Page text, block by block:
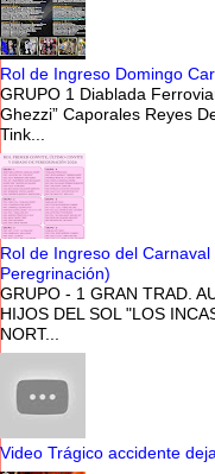
Rol de Ingreso Domingo
GRUPO 1 Diablada
Ghezzi” Caporales
Tink...
Rol de Ingreso del
Peregrinación)
GRUPO - 1 GRAN TRAD.
HIJOS DEL SOL "LOS
NORT...
Video Trágico accidente